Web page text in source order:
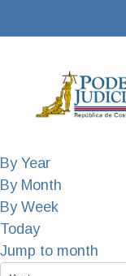
By Year
By Month
By Week
Today
Jump to month